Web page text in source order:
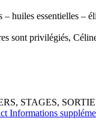
huiles essentielles –
sont privilégiés,
STAGES,
Informations